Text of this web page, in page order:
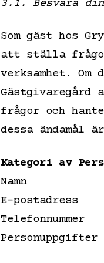
3.1. Besvara
Som gäst hos
att ställa
verksamhet.
Gästgivaregård
frågor och
dessa ändamål
Kategori av
Namn
E-postadress
Telefonnummer